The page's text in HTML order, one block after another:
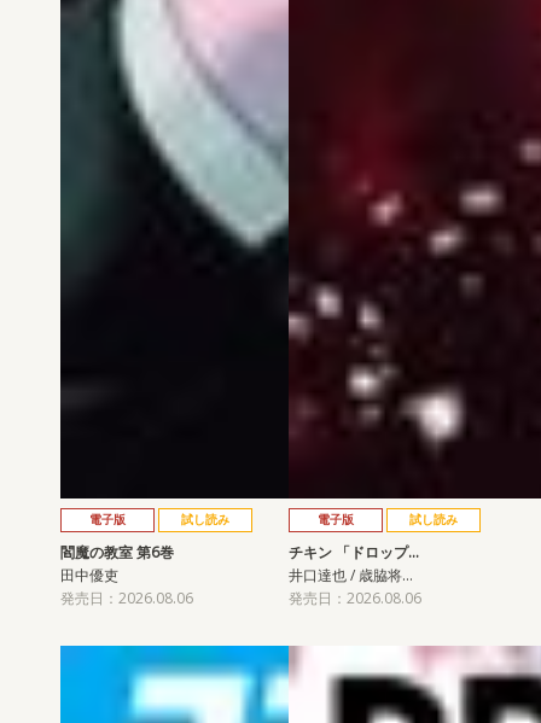
電子版 試し読み
閻魔の教室 第6巻
田中優吏
発売日：2026.08.06
電子版 試し読み
チキン 「ドロップ…
井口達也 / 歳脇将…
発売日：2026.08.06